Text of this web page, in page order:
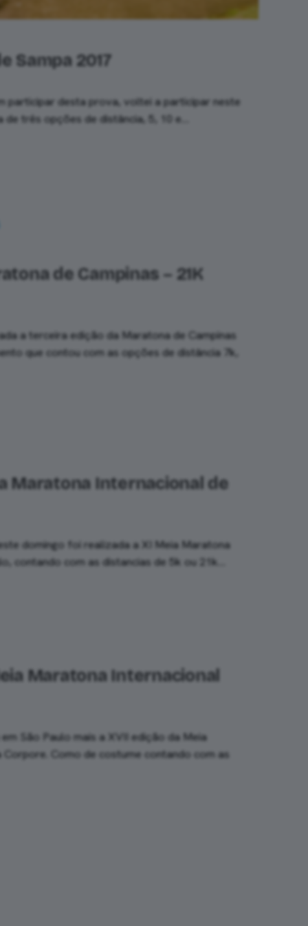
Sampa 2017
participar desta prova, voltei a participar neste
três opções de distância, 5, 10 e…
de Campinas – 21K
a terceira edição da Maratona de Campinas
que contou com as opções de distância 7k,
Maratona Internacional de
domingo foi realizada a XI Meia Maratona
contando com as distancias de 5k ou 21k…
Maratona Internacional
São Paulo mais a XVII edição da Meia
Como de costume contando com as